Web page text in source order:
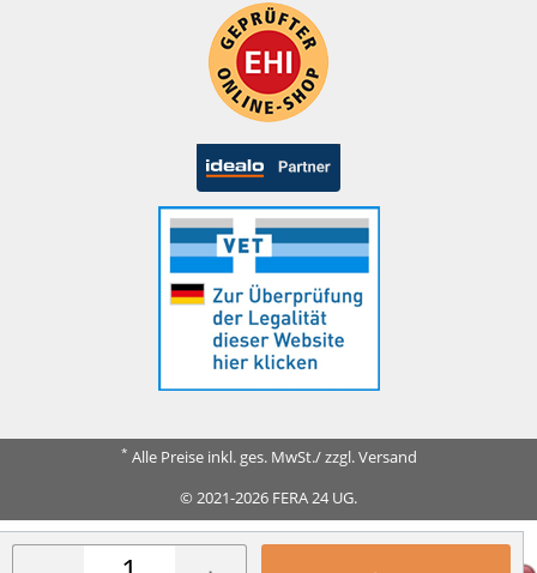
* Alle Preise inkl. ges. MwSt./ zzgl. Versand
© 2021-2026 FERA 24 UG.
FERA INTERNATIONAL: